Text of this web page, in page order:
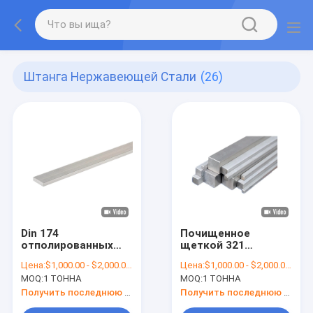
Штанга Нержавеющей Стали (26)
Din 174
отполированных
3mm нержавеющей
стали плоских 5mm
толстых 300
Цена:$1,000.00 - $2,000.00/Tons
MOQ:1 ТОННА
Почищенное
щеткой 321
утверждение ISO
штанги 10mm
нержавеющей
стали горячее
Цена:$1,000.00 - $2,000.00/Tons
MOQ:1 ТОННА